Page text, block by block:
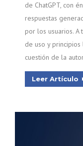
de ChatGPT, con
respuestas
por los usuarios.
de uso y
cuestión de la
Leer Artículo